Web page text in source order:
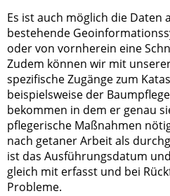
Es ist auch möglich die Daten
bestehende
oder von vornherein eine
Zudem können wir mit
spezifische Zugänge zum
beispielsweise der
bekommen in dem er genau
pflegerische Maßnahmen
nach getaner Arbeit als
ist das Ausführungsdatum
gleich mit erfasst und bei
Probleme.